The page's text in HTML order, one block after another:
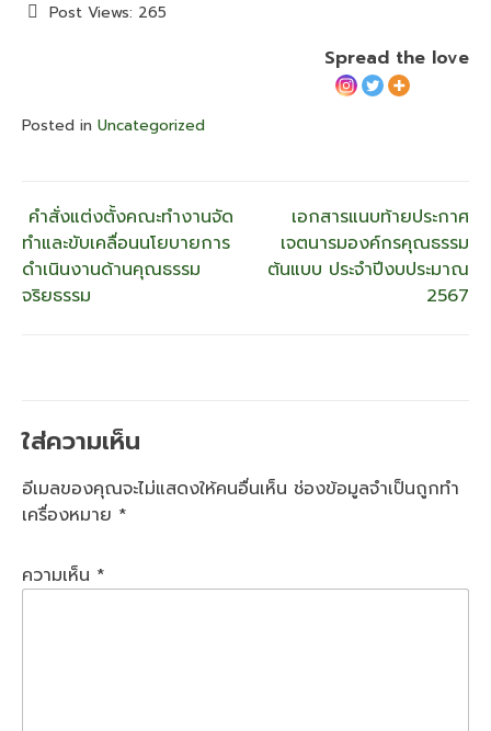
Post Views: 265
Spread the love
Posted in Uncategorized
แนะแนว
เรื่อง
คำสั่งแต่งตั้งคณะทำงานจัด
ทำและขับเคลื่อนนโยบายการ
ดำเนินงานด้านคุณธรรม
จริยธรรม
เอกสารแนบท้ายประกาศ
เจตนารมองค์กรคุณธรรม
ต้นแบบ ประจำปีงบประมาณ
2567
ใส่ความเห็น
อีเมลของคุณจะไม่แสดงให้คนอื่นเห็น ช่องข้อมูลจำเป็นถูกทำ
เครื่องหมาย *
ความเห็น *